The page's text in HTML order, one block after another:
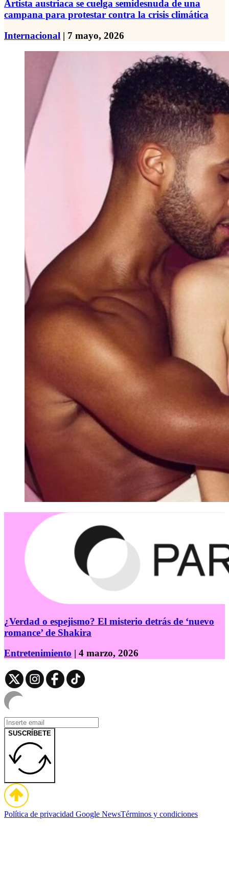
Artista austriaca se cuelga semidesnuda de una
campana para protestar contra la crisis climática
Internacional | 7 mayo, 2026
¿Verdad o espejismo? El misterio detrás de ‘nuevo
romance’ de Shakira
Entretenimiento | 4 marzo, 2026
SUSCRÍBETE
Política de privacidad Google NewsTérminos y condiciones